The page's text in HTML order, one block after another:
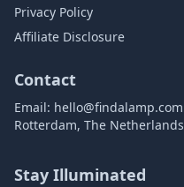
Privacy Policy
Affiliate Disclosure
Contact
Email: hello@findalamp.com
Rotterdam, The Netherlands
Stay Illuminated